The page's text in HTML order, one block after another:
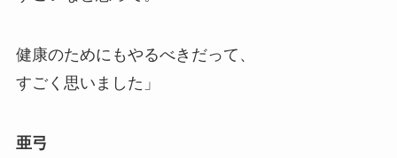
健康のためにもやるべきだって、
すごく思いました」
亜弓